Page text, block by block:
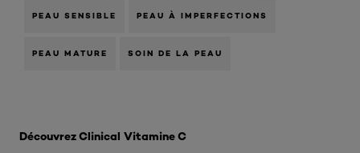
PEAU SENSIBLE PEAU À IMPERFECTIONS
PEAU MATURE SOIN DE LA PEAU
Découvrez Clinical Vitamine C